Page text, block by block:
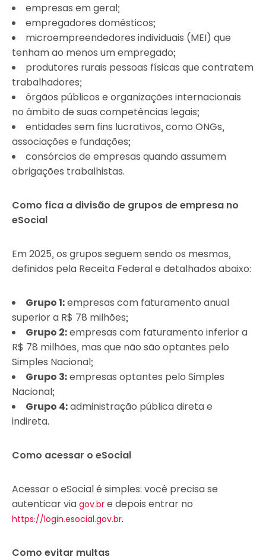
empresas em geral;
empregadores domésticos;
microempreendedores individuais (MEI) que
tenham ao menos um empregado;
produtores rurais pessoas físicas que contratem
trabalhadores;
órgãos públicos e organizações internacionais
no âmbito de suas competências legais;
entidades sem fins lucrativos, como ONGs,
associações e fundações;
consórcios de empresas quando assumem
obrigações trabalhistas.
Como fica a divisão de grupos de empresa no
eSocial
Em 2025, os grupos seguem sendo os mesmos,
definidos pela Receita Federal e detalhados abaixo:
Grupo 1:empresas com faturamento anual
superior a R$ 78 milhões;
Grupo 2:empresas com faturamento inferior a
R$ 78 milhões, mas que não são optantes pelo
Simples Nacional;
Grupo 3:empresas optantes pelo Simples
Nacional;
Grupo 4:administração pública direta e
indireta.
Como acessar o eSocial
Acessar o eSocial é simples: você precisa se
autenticar via gov.br e depois entrar no
https://login.esocial.gov.br.
Como evitar multas